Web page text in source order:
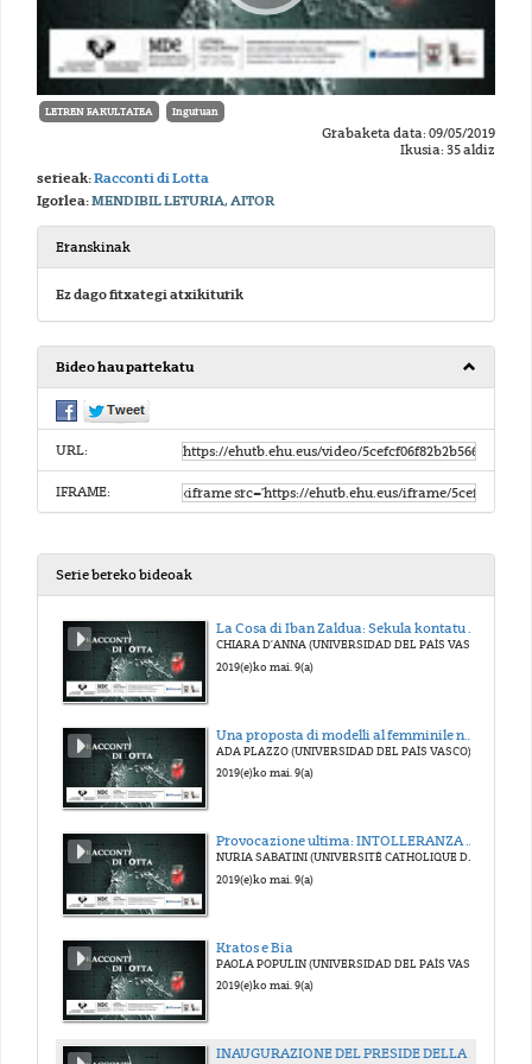
LETREN FAKULTATEA Inguruan
Grabaketa data: 09/05/2019
Ikusia: 35 aldiz
serieak:Racconti di Lotta
Igorlea:MENDIBIL LETURIA, AITOR
Eranskinak
Ez dago fitxategi atxikiturik
Bideo hau partekatu
URL:
IFRAME:
Serie bereko bideoak
La Cosa di Iban Zaldua: Sekula kontatu behar eznizkizun gauzak
2019(e)ko mai. 9(a)
ADA PLAZZO (UNIVERSIDAD DEL PAÌS VASCO)
2019(e)ko mai. 9(a)
Provocazione ultima: INTOLLERANZA 1960 di Luigi Nono
NURIA SABATINI (UNIVERSITÉ CATHOLIQUE DE LOUVAIN)
2019(e)ko mai. 9(a)
Kratos e Bia
2019(e)ko mai. 9(a)
INAUGURAZIONE DEL PRESIDE DELLA FACOLTÀ DI LETTERE, IÑAKI BAZÁN